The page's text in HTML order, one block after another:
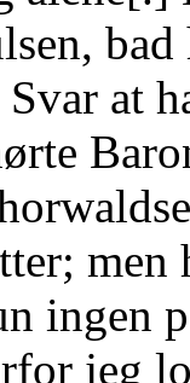
at
men
ingen
jeg